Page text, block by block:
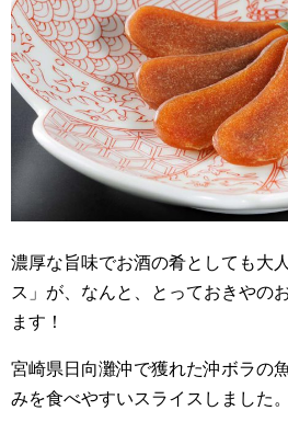
濃厚な旨味でお酒の肴としても大
ス」が、なんと、とっておきやの
ます！
宮崎県日向灘沖で獲れた沖ボラの
みを食べやすいスライスしました。